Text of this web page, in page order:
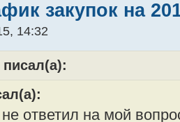
закупок на
14:32
не ответил на мой